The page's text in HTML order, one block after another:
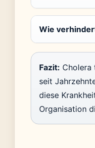
Wie
Fazit: Cholera
seit
diese
Organisation